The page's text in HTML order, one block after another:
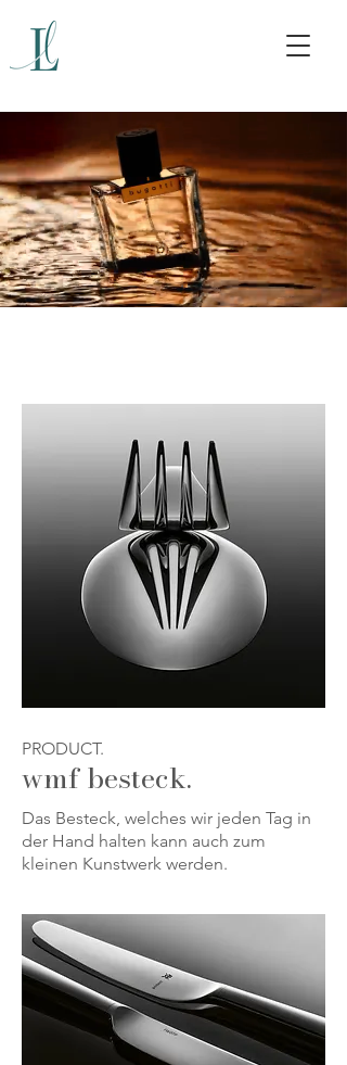
PRODUCT.
wmf besteck.
Das Besteck, welches wir jeden Tag in
der Hand halten kann auch zum
kleinen Kunstwerk werden.